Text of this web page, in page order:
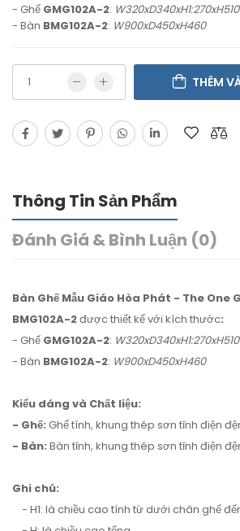
- Ghế GMG102A-2: W320xD340xH1:270xH510
- Bàn BMG102A-2: W900xD450xH460
THÊM
Thông Tin Sản Phẩm
Đánh Giá & Bình Luận (0)
Bàn Ghế Mẫu Giáo Hòa Phát - The One
BMG102A-2được thiết kế với kích thước:
- Ghế GMG102A-2: W320xD340xH1:270xH510
- Bàn BMG102A-2: W900xD450xH460
Kiểu dáng và Chất liệu:
- Ghế: Ghế tính, khung thép sơn tĩnh điện
- Bàn: Bàn tĩnh, khung thép sơn tĩnh điện
Ghi chú:
- H1: là chiều cao tính từ dưới chân ghế